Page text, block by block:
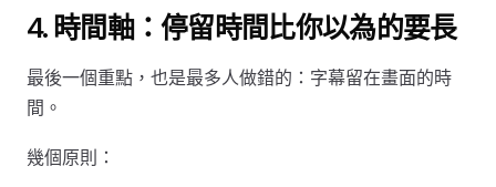
4. 時間軸：停留時間比你以為的要長
最後一個重點，也是最多人做錯的：字幕留在畫面的時
間。
幾個原則：